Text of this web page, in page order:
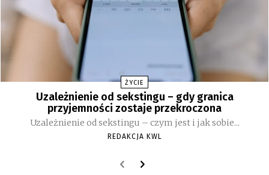
ŻYCIE
Uzależnienie od sekstingu – gdy granica
przyjemności zostaje przekroczona
Uzależnienie od sekstingu – czym jest i jak sobie...
REDAKCJA KWL